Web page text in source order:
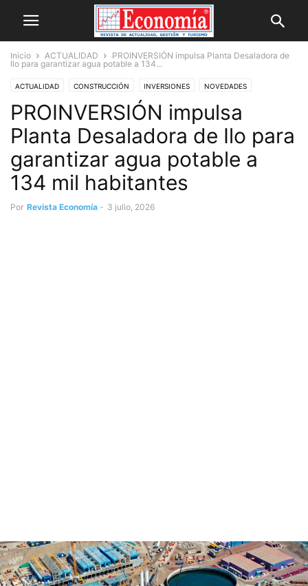
Inicio ACTUALIDAD
PROINVERSIÓN impulsa Planta Desaladora de
Ilo para garantizar agua potable a 134...
ACTUALIDAD CONSTRUCCIÓN INVERSIONES NOVEDADES
PROINVERSIÓN impulsa
Planta Desaladora de Ilo para
garantizar agua potable a
134 mil habitantes
Por Revista Economía - 3 julio, 2026